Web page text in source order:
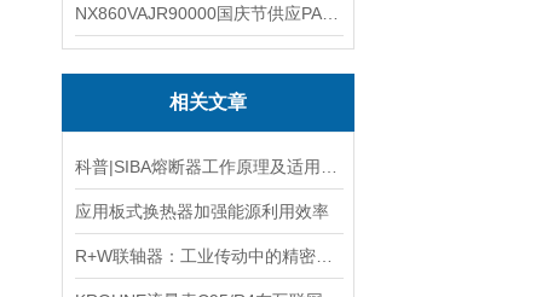
相关文章
应用板式换热器加强能源利用效率